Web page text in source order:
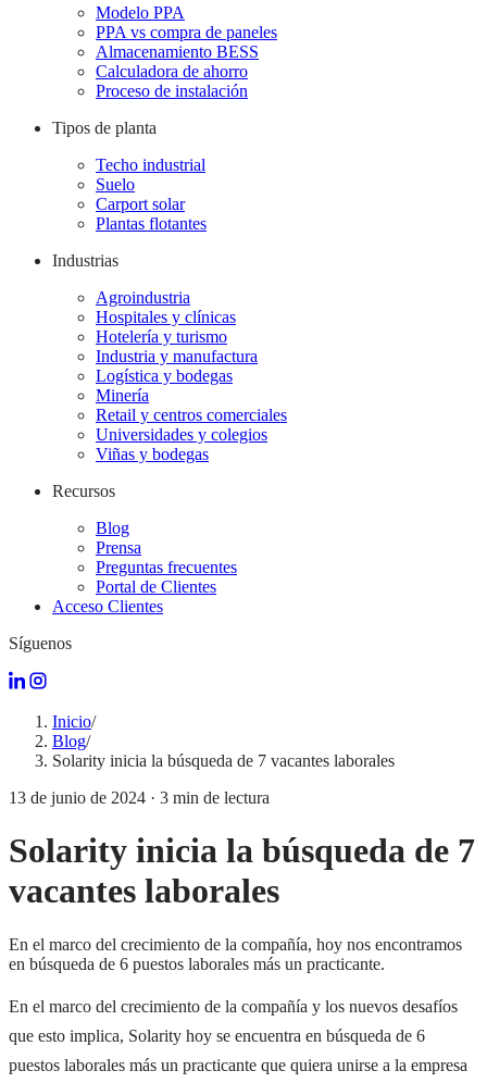
Modelo PPA
PPA vs compra de paneles
Almacenamiento BESS
Calculadora de ahorro
Proceso de instalación
Tipos de planta
Techo industrial
Suelo
Carport solar
Plantas flotantes
Industrias
Agroindustria
Hospitales y clínicas
Hotelería y turismo
Industria y manufactura
Logística y bodegas
Minería
Retail y centros comerciales
Universidades y colegios
Viñas y bodegas
Recursos
Blog
Prensa
Preguntas frecuentes
Portal de Clientes
Acceso Clientes
Síguenos
Inicio/
Blog/
Solarity inicia la búsqueda de 7 vacantes laborales
13 de junio de 2024 · 3 min de lectura
Solarity inicia la búsqueda de 7
vacantes laborales
En el marco del crecimiento de la compañía, hoy nos encontramos
en búsqueda de 6 puestos laborales más un practicante.
En el marco del crecimiento de la compañía y los nuevos desafíos
que esto implica, Solarity hoy se encuentra en búsqueda de 6
puestos laborales más un practicante que quiera unirse a la empresa